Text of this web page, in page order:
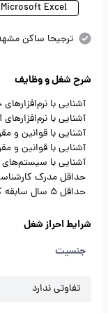
Microsoft Excel - مقدماتی
ترجیحا ساکن
شرح شغل و وظایف
آشنایی با
آشنایی با
آشنایی با قوانین و
آشنایی با قوانین و
آشنایی با
حداقل مدرک
حداقل 5 سال سابقه کار مفید
شرایط احراز شغل
جنسیت
تفاوتی ندارد